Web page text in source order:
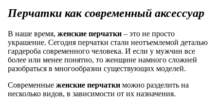
Перчатки как современный аксессуар
В наше время, женские перчатки– это не просто
украшение. Сегодня перчатки стали неотъемлемой деталью
гардероба современного человека. И если у мужчин все
более или менее понятно, то женщине намного сложней
разобраться в многообразии существующих моделей.
Современные женские перчаткиможно разделить на
несколько видов, в зависимости от их назначения.